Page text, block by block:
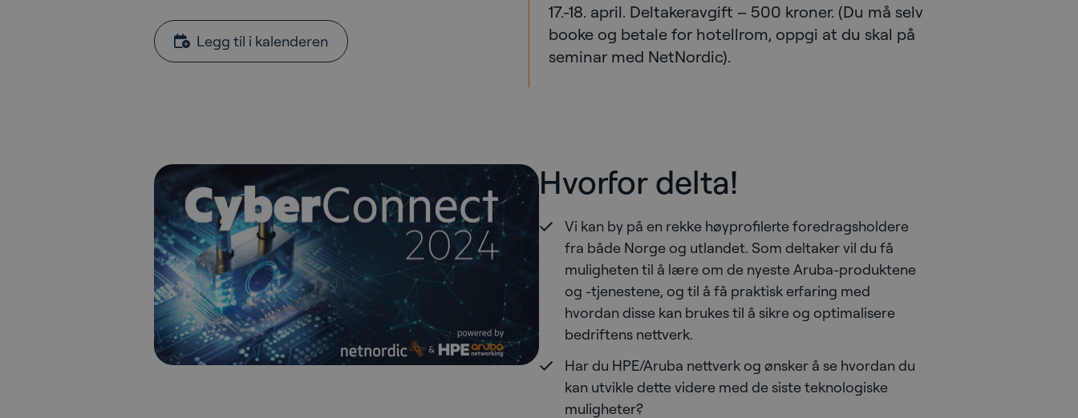
Legg til i kalenderen
17.-18. april. Deltakeravgift – 500 kroner. (Du må selv
booke og betale for hotellrom, oppgi at du skal på
seminar med NetNordic).
Hvorfor delta!
Vi kan by på en rekke høyprofilerte foredragsholdere
fra både Norge og utlandet. Som deltaker vil du få
muligheten til å lære om de nyeste Aruba-produktene
og -tjenestene, og til å få praktisk erfaring med
hvordan disse kan brukes til å sikre og optimalisere
bedriftens nettverk.
Har du HPE/Aruba nettverk og ønsker å se hvordan du
kan utvikle dette videre med de siste teknologiske
muligheter?